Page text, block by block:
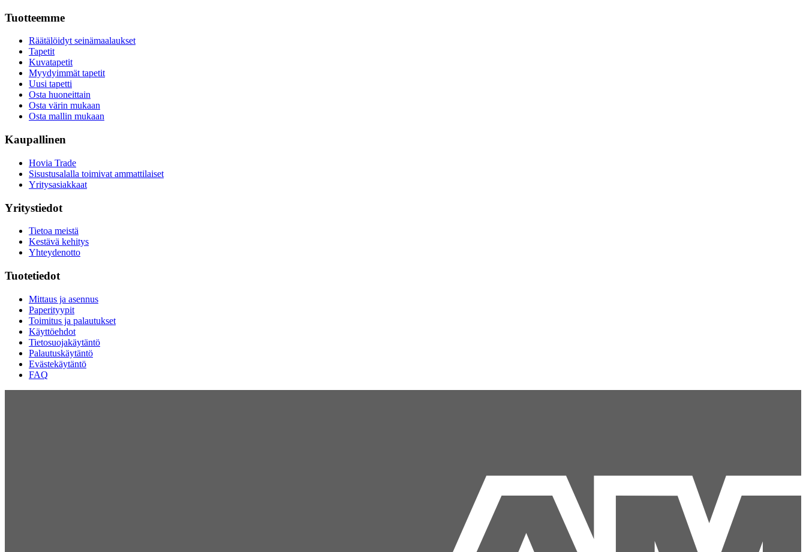
Tuotteemme
Räätälöidyt seinämaalaukset
Tapetit
Kuvatapetit
Myydyimmät tapetit
Uusi tapetti
Osta huoneittain
Osta värin mukaan
Osta mallin mukaan
Kaupallinen
Hovia Trade
Sisustusalalla toimivat ammattilaiset
Yritysasiakkaat
Yritystiedot
Tietoa meistä
Kestävä kehitys
Yhteydenotto
Tuotetiedot
Mittaus ja asennus
Paperityypit
Toimitus ja palautukset
Käyttöehdot
Tietosuojakäytäntö
Palautuskäytäntö
Evästekäytäntö
FAQ